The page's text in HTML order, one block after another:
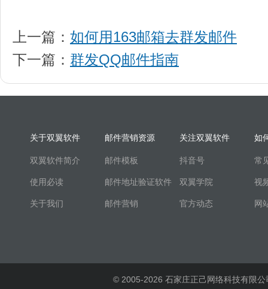
上一篇： 如何用163邮箱去群发邮件
下一篇： 群发QQ邮件指南
关于双翼软件
双翼软件简介
使用必读
关于我们
邮件营销资源
邮件模板
邮件地址验证软件
邮件营销
关注双翼软件
抖音号
双翼学院
官方动态
如
常
视
网
© 2005-2026 石家庄正己网络科技有限